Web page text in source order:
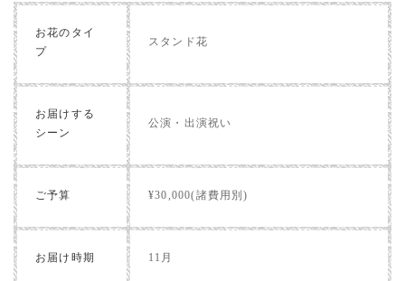
お花のタイ
プ
スタンド花
お届けする
シーン
公演・出演祝い
ご予算 ¥30,000(諸費用別)
お届け時期 11月